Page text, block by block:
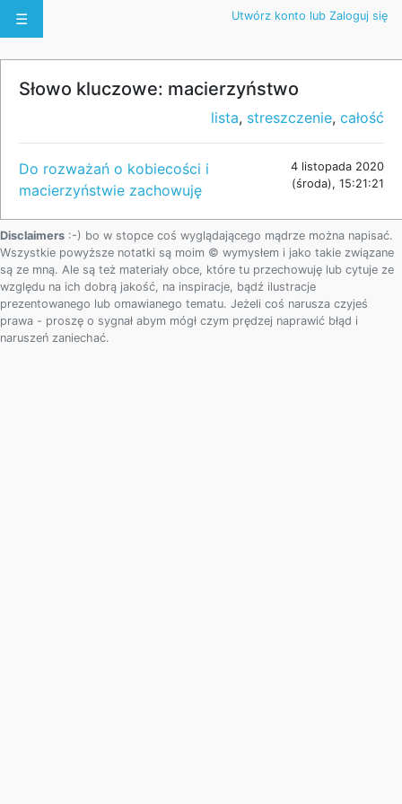
☰ Utwórz konto lub Zaloguj się
Słowo kluczowe: macierzyństwo
lista, streszczenie, całość
Do rozważań o kobiecości i
macierzyństwie zachowuję
4 listopada 2020
(środa), 15:21:21
Disclaimers :-) bo w stopce coś wyglądającego mądrze można napisać.
Wszystkie powyższe notatki są moim © wymysłem i jako takie związane
są ze mną. Ale są też materiały obce, które tu przechowuję lub cytuje ze
względu na ich dobrą jakość, na inspiracje, bądź ilustracje
prezentowanego lub omawianego tematu. Jeżeli coś narusza czyjeś
prawa - proszę o sygnał abym mógł czym prędzej naprawić błąd i
naruszeń zaniechać.